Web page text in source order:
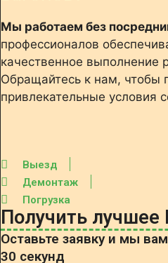
Мы работаем без
профессионалов
качественное выполнение
Обращайтесь к нам, чтобы
привлекательные условия
Выезд
Демонтаж
Погрузка
Получить лучшее
Оставьте заявку и мы
30 секунд